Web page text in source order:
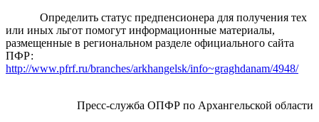
Определить статус предпенсионера для получения тех
или иных льгот помогут информационные материалы,
размещенные в региональном разделе официального сайта
ПФР:
http://www.pfrf.ru/branches/arkhangelsk/info~graghdanam/4948/
Пресс-служба ОПФР по Архангельской области